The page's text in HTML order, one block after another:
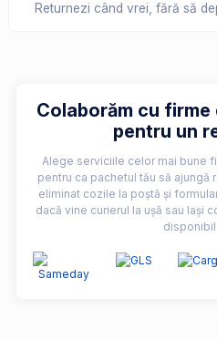
Returnezi când vrei, fără să
Colaborăm cu
pentru un
Alege serviciile celor mai bune
pentru ca pachetul tău să ajungă
eliminat cozile la poștă și
dacă vine curierul la ușă sau lași
disponibil